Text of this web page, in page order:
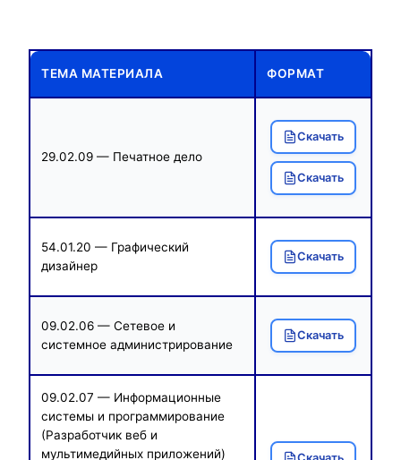
ТЕМА МАТЕРИАЛА ФОРМАТ
29.02.09 — Печатное дело
Скачать
Скачать
54.01.20 — Графический
дизайнер
Скачать
09.02.06 — Сетевое и
системное администрирование
Скачать
09.02.07 — Информационные
системы и программирование
(Разработчик веб и
мультимедийных приложений)